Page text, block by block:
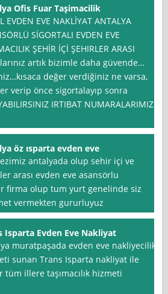
Ofis Fuar Taşimacilik
EVDEN EVE NAKLİYAT ANTALYA
SİGORTALI EVDEN EVE
ŞEHİR İÇİ ŞEHIRLER ARASI
artık bizimle daha güvende…
değer verdiğiniz ne varsa,
verip önce sigortalayıp sonra
IRTIBAT NUMARALARIMIZ
öz ısparta evden eve
antalyada olup sehir içi ve
arası evden eve asansörlu
firma olup tum yurt genelinde siz
vermekten gururluyuz
Isparta Evden Eve Nakliyat
muratpaşada evden eve nakliyecilik
sunan Trans Isparta nakliyat ile
illere taşımacılık hizmeti